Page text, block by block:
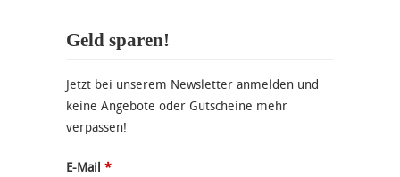
Geld sparen!
Jetzt bei unserem Newsletter anmelden und
keine Angebote oder Gutscheine mehr
verpassen!
E-Mail *